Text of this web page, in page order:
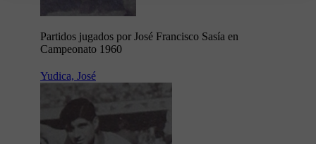
Partidos jugados por José Francisco Sasía en
Campeonato 1960
Yudica, José